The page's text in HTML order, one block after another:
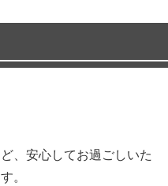
、安心してお過ごしいた
。